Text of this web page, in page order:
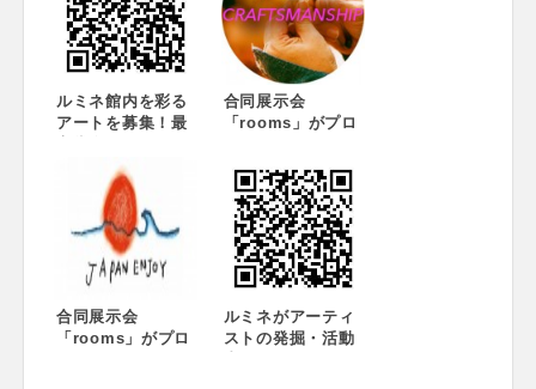
ルミネ館内を彩る
アートを募集！最
「LUMINE meets
AWARD2014」
合同展示会
「rooms」がプロ
「LUMINE OMIYA
MEETS
ETHICAL」開催
合同展示会
「rooms」がプロ
ルミネがアーティ
ストの発掘・活動